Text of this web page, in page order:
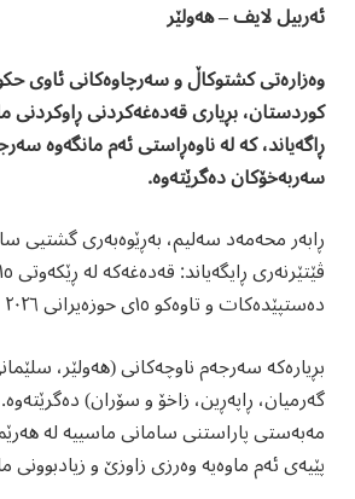
ئەربیل لایف – هەولێر
وەزارەتی کشتوکاڵ و سەرچاوەکانی ئاوی
ڕاگەیاند، کە لە ناوەڕاستی ئەم مانگەوە
سەربەخۆکان دەگرێتەوە.
ڕابەر محەمەد سەلیم، بەڕێوەبەری گشتیی
دەستپێدەکات و تاوەکو ١٥ی حوزەیرانی ٢٠٢٦ بەردەوام دەبێت.
بڕیارەکە سەرجەم ناوچەکانی (هەولێر،
گەرمیان، ڕاپەڕین، زاخۆ و سۆران)
مەبەستی پاراستنی سامانی ماسییە لە
پێیەی ئەم ماوەیە وەرزی زاوزێ و زیادبوونی